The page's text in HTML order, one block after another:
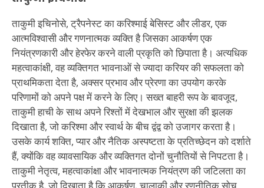
ताकुमी इचिनोसे, ट्रैपनेस्ट का करिश्माई बेसिस्ट और लीडर, एक
आत्मविश्वासी और गणनात्मक व्यक्ति है जिसका आकर्षण एक
नियंत्रणकारी और हेरफेर करने वाली प्रकृति को छिपाता है। अत्यधिक
महत्वाकांक्षी, वह व्यक्तिगत भावनाओं से ज्यादा करियर की सफलता को
प्राथमिकता देता है, अक्सर प्रभाव और प्रेरणा का उपयोग करके
परिणामों को अपने पक्ष में करने के लिए। सख्त बाहरी रूप के बावजूद,
ताकुमी हाची के साथ अपने रिश्तों में देखभाल और सुरक्षा की झलक
दिखाता है, जो करिश्मा और स्वार्थ के बीच द्वंद्व को उजागर करता है।
उसके कार्य शक्ति, प्यार और नैतिक अस्पष्टता के प्रतिच्छेदन को दर्शाते
हैं, क्योंकि वह व्यावसायिक और व्यक्तिगत दोनों चुनौतियों से निपटता है।
ताकुमी नेतृत्व, महत्वाकांक्षा और भावनात्मक नियंत्रण की जटिलता का
प्रतीक है, जो दिखाता है कि आकर्षण, चालाकी और रणनीतिक सोच